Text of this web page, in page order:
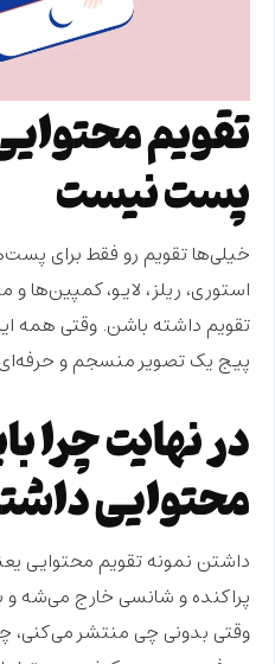
تقویم
پست نیست
خیلی‌ها تقویم رو فقط برای
استوری، ریلز، لایو، کمپین‌ها
تقویم داشته باشن. وقتی همه
پیج یکتصویر منسجم‌ و
در نهایت چرا
محتوایی
داشتن نمونه تقویم محتوایی
پراکنده و شانسی خارج
وقتی بدونی چی منتشر می‌کنی،